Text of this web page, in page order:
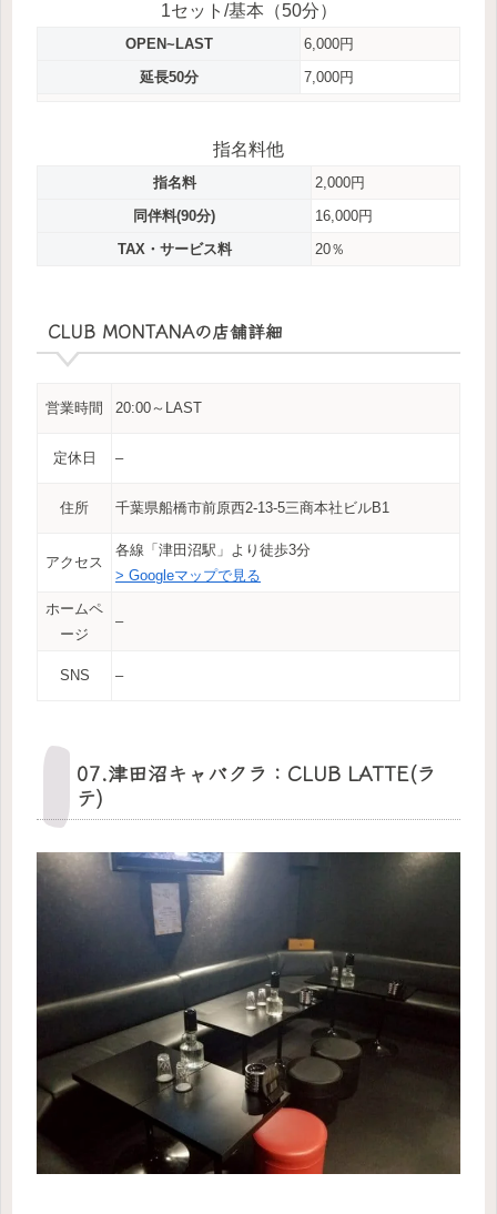
1セット/基本（50分）
OPEN~LAST
6,000円
延長50分
7,000円
指名料他
指名料
2,000円
同伴料(90分)
16,000円
TAX・サービス料
20％
CLUB MONTANAの店舗詳細
営業時間 20:00～LAST
定休日 –
住所 千葉県船橋市前原西2-13-5三商本社ビルB1
アクセス
各線「津田沼駅」より徒歩3分
> Googleマップで見る
ホームペ
ージ
–
SNS –
07.津田沼キャバクラ：CLUB LATTE(ラ
テ)